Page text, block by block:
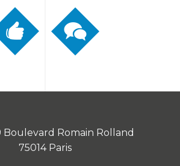
Boulevard Romain Rolland
75014 Paris